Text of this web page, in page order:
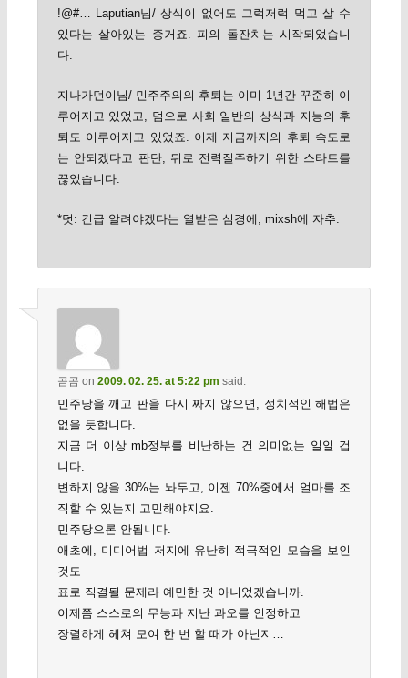
!@#… Laputian님/ 상식이 없어도 그럭저럭 먹고 살 수
있다는 살아있는 증거죠. 피의 돌잔치는 시작되었습니
다.
지나가던이님/ 민주주의의 후퇴는 이미 1년간 꾸준히 이
루어지고 있었고, 덤으로 사회 일반의 상식과 지능의 후
퇴도 이루어지고 있었죠. 이제 지금까지의 후퇴 속도로
는 안되겠다고 판단, 뒤로 전력질주하기 위한 스타트를
끊었습니다.
*덧: 긴급 알려야겠다는 열받은 심경에, mixsh에 자추.
곰곰 on 2009. 02. 25. at 5:22 pm said:
민주당을 깨고 판을 다시 짜지 않으면, 정치적인 해법은
없을 듯합니다.
지금 더 이상 mb정부를 비난하는 건 의미없는 일일 겁
니다.
변하지 않을 30%는 놔두고, 이젠 70%중에서 얼마를 조
직할 수 있는지 고민해야지요.
민주당으론 안됩니다.
애초에, 미디어법 저지에 유난히 적극적인 모습을 보인
것도
표로 직결될 문제라 예민한 것 아니었겠습니까.
이제쯤 스스로의 무능과 지난 과오를 인정하고
장렬하게 헤쳐 모여 한 번 할 때가 아닌지…